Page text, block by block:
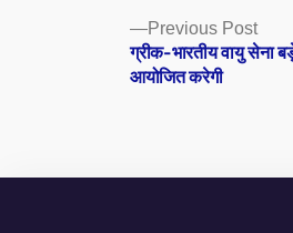
Posts
navigation
Previous Post
post:
ग्रीक-भारतीय वायु सेना
आयोजित करेगी